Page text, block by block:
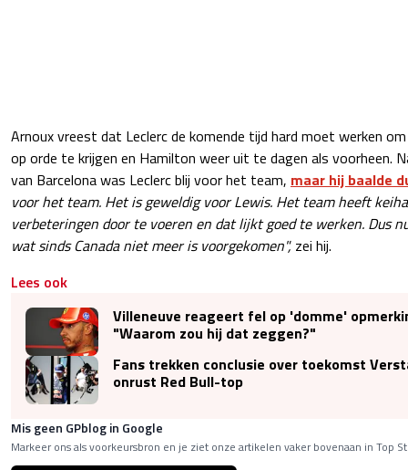
Arnoux vreest dat Leclerc de komende tijd hard moet werken
op orde te krijgen en Hamilton weer uit te dagen als voorheen.
van Barcelona was Leclerc blij voor het team, maar hij baalde
voor het team. Het is geweldig voor Lewis. Het team heeft
verbeteringen door te voeren en dat lijkt goed te werken. Dus
wat sinds Canada niet meer is voorgekomen", zei hij.
Lees ook
Villeneuve reageert fel op 'domme'
"Waarom zou hij dat zeggen?"
Fans trekken conclusie over toekomst
onrust Red Bull-top
Mis geen GPblog in Google
Markeer ons als voorkeursbron en je ziet onze artikelen vaker bovenaan in Top